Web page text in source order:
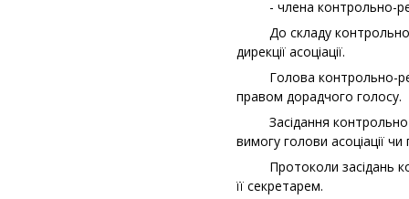
- члена контрольно-
До складу контрольно-
дирекції асоціації.
Голова контрольно-
правом дорадчого голосу.
Засідання контрольно-
вимогу голови асоціації
Протоколи засідань
її секретарем.